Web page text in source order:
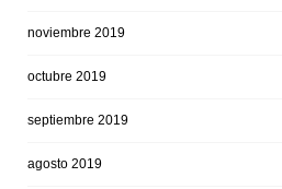
noviembre 2019
octubre 2019
septiembre 2019
agosto 2019